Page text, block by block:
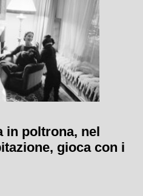
in poltrona, nel
gioca con i